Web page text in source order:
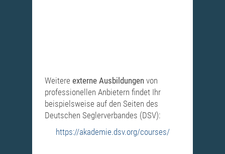
Weitere externe Ausbildungen von
professionellen Anbietern findet Ihr
beispielsweise auf den Seiten des
Deutschen Seglerverbandes (DSV):
https://akademie.dsv.org/courses/